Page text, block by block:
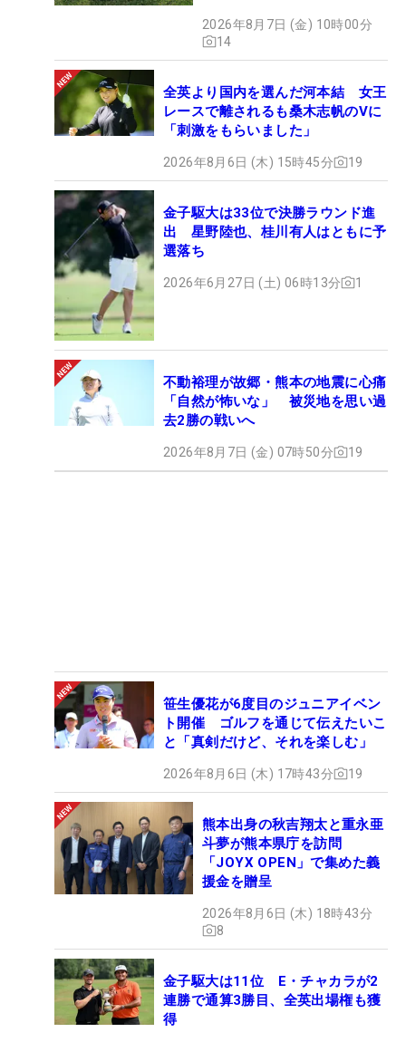
2026年8月7日 (金) 10時00分
14
全英より国内を選んだ河本結 女王
レースで離されるも桑木志帆のVに
「刺激をもらいました」
2026年8月6日 (木) 15時45分 19
金子駆大は33位で決勝ラウンド進
出 星野陸也、桂川有人はともに予
選落ち
2026年6月27日 (土) 06時13分 1
不動裕理が故郷・熊本の地震に心痛
「自然が怖いな」 被災地を思い過
去2勝の戦いへ
2026年8月7日 (金) 07時50分 19
笹生優花が6度目のジュニアイベン
ト開催 ゴルフを通じて伝えたいこ
と「真剣だけど、それを楽しむ」
2026年8月6日 (木) 17時43分 19
熊本出身の秋吉翔太と重永亜
斗夢が熊本県庁を訪問
「JOYX OPEN」で集めた義
援金を贈呈
2026年8月6日 (木) 18時43分
8
金子駆大は11位 E・チャカラが2
連勝で通算3勝目、全英出場権も獲
得